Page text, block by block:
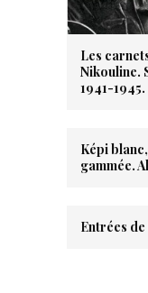
Les
Nikouline.
1941-1945.
Képi
gammée.
Entrées